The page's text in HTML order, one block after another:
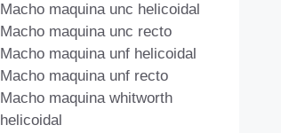
Macho maquina unc helicoidal
Macho maquina unc recto
Macho maquina unf helicoidal
Macho maquina unf recto
Macho maquina whitworth
helicoidal